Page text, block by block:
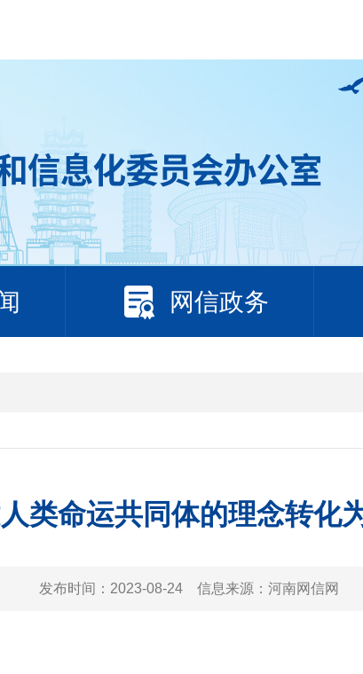
网信政务
人类命运共同体的理念转化
发布时间： 2023-08-24 信息来源： 河南网信网